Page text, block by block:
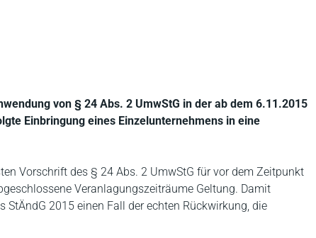
von § 24 Abs. 2 UmwStG in der ab dem 6.11.2015
Einbringung eines Einzelunternehmens in eine
Vorschrift des § 24 Abs. 2 UmwStG für vor dem Zeitpunkt
Veranlagungszeiträume Geltung. Damit
StÄndG 2015 einen Fall der echten Rückwirkung, die